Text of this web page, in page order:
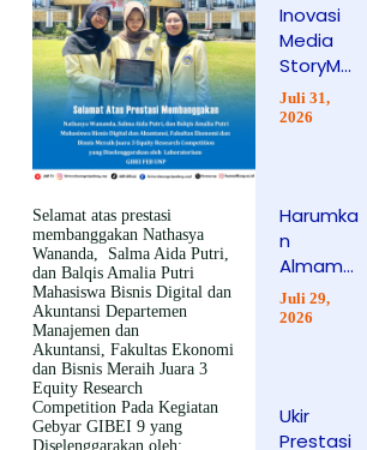
Selamat atas prestasi
membanggakan Nathasya
Wananda, Salma Aida Putri,
dan Balqis Amalia Putri
Mahasiswa Bisnis Digital dan
Akuntansi Departemen
Manajemen dan
Akuntansi, Fakultas Ekonomi
dan Bisnis Meraih Juara 3
Equity Research
Competition Pada Kegiatan
Gebyar GIBEI 9 yang
Diselenggarakan oleh:
onal
Student
Competi
tion 2026
Inovasi
Media
StoryMa
ps
WebGIS
wa
Geografi
UNP Raih
Juara 1
Nasional
Juli 31,
2026
Harumka
n
Almama
ter,
Mahasis
Juara III
Debate
Juli 29,
2026
Ukir
Prestasi